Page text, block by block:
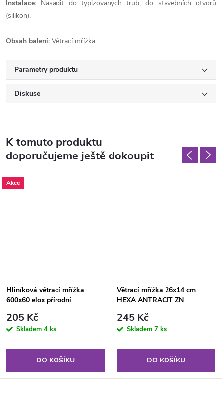
Instalace: Nasadit do typizovaných trub, do stavebních otvorů
(silikon).
Obsah balení: Větrací mřížka.
Parametry produktu
Diskuse
K tomuto produktu
doporučujeme ještě dokoupit
Akce
Hliníková větrací mřížka
600x60 elox přírodní
205 Kč
Skladem 4 ks
DO KOŠÍKU
Větrací mřížka 26x14 cm
HEXA ANTRACIT ZN
245 Kč
Skladem 7 ks
DO KOŠÍKU